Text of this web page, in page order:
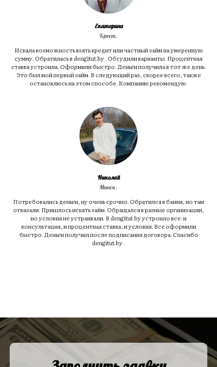
Екатерина
Брест.
Искала возможность взять кредит или частный займ на умеренную
сумму. Обратилась в dengitut.by . Обсудили варианты. Процентная
ставка устроила. Оформили быстро. Деньги получила в тот же день.
Это был мой первый займ. В следующий раз, скорее всего, также
остановлюсь на этом способе. Компанию рекомендую.
Николай
Минск.
Потребовались деньги, ну очень срочно. Обратился в банки, но там
отказали. Пришлось искать займ. Обращался в разные организации,
но условия не устраивали. В dengitut.by устроило все: и
консультация, и процентная ставка, и условия. Все оформили
быстро. Деньги получил после подписания договора. Спасибо
dengitut.by .